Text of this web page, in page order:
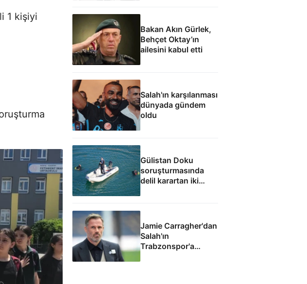
1 kişiyi
Bakan Akın Gürlek,
Behçet Oktay’ın
ailesini kabul etti
Salah'ın karşılanması
dünyada gündem
oldu
Gülistan Doku
soruşturmasında
delil karartan iki
Jamie Carragher'dan
Salah'ın
Trabzonspor'a